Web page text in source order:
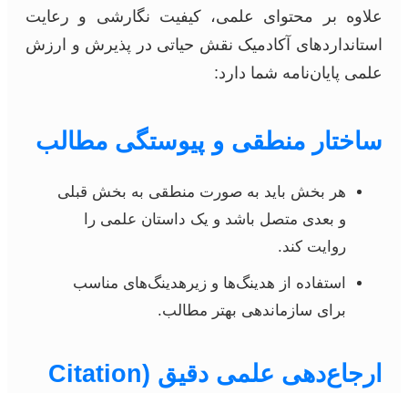
علاوه بر محتوای علمی، کیفیت نگارشی و رعایت
استانداردهای آکادمیک نقش حیاتی در پذیرش و ارزش
علمی پایان‌نامه شما دارد:
ساختار منطقی و پیوستگی مطالب
هر بخش باید به صورت منطقی به بخش قبلی
و بعدی متصل باشد و یک داستان علمی را
روایت کند.
استفاده از هدینگ‌ها و زیرهدینگ‌های مناسب
برای سازماندهی بهتر مطالب.
ارجاع‌دهی علمی دقیق (Citation